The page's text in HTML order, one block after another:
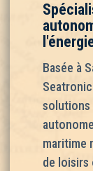
Basée à
solutions
maritime
de loisirs